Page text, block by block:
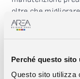
Perché questo sito
Questo sito utilizza
oltre che
parte